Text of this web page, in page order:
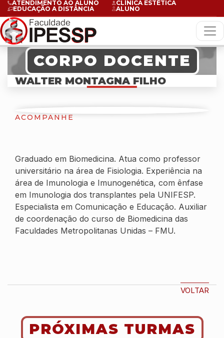
ATENDIMENTO AO ALUNO
CLÍNICA ESTÉTICA
EDUCAÇÃO A DISTÂNCIA
ALUNO
CORPO DOCENTE
WALTER MONTAGNA FILHO
ACOMPANHE
Graduado em Biomedicina. Atua como professor
universitário na área de Fisiologia. Experiência na
área de Imunologia e Imunogenética, com ênfase
em Imunologia dos transplantes pela UNIFESP.
Especialista em Comunicação e Educação. Auxiliar
de coordenação do curso de Biomedicina das
Faculdades Metropolitanas Unidas – FMU.
VOLTAR
PRÓXIMAS TURMAS